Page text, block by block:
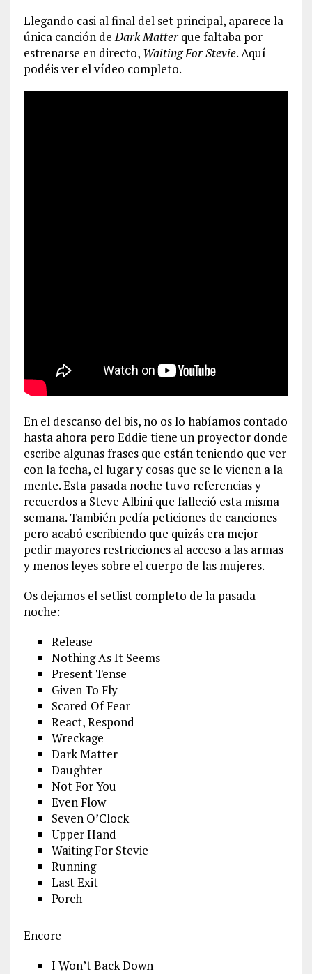
Llegando casi al final del set principal, aparece la
única canción deDark Matterque faltaba por
estrenarse en directo, Waiting For Stevie. Aquí
podéis ver el vídeo completo.
En el descanso del bis, no os lo habíamos contado
hasta ahora pero Eddie tiene un proyector donde
escribe algunas frases que están teniendo que ver
con la fecha, el lugar y cosas que se le vienen a la
mente. Esta pasada noche tuvo referencias y
recuerdos a Steve Albini que falleció esta misma
semana. También pedía peticiones de canciones
pero acabó escribiendo que quizás era mejor
pedir mayores restricciones al acceso a las armas
y menos leyes sobre el cuerpo de las mujeres.
Os dejamos el setlist completo de la pasada
noche:
Release
Nothing As It Seems
Present Tense
Given To Fly
Scared Of Fear
React, Respond
Wreckage
Dark Matter
Daughter
Not For You
Even Flow
Seven O’Clock
Upper Hand
Waiting For Stevie
Running
Last Exit
Porch
Encore
I Won’t Back Down